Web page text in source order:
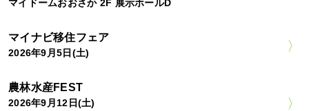
マイドームおおさか 2F 展示ホールD
マイナビ移住フェア
2026年9月5日(土)
農林水産FEST
2026年9月12日(土)